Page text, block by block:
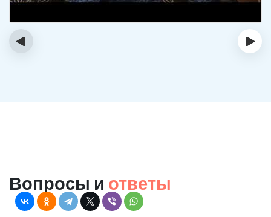
‹ ›
Вопросы и ответы